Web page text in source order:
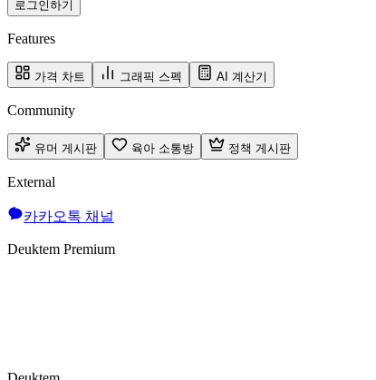
로그인하기
Features
가격 차트 그래픽 스펙 AI 계산기
Community
유머 게시판 육아 소통방 정책 게시판
External
카카오톡 채널
Deuktem Premium